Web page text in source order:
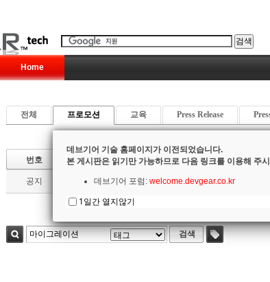
Home
전체 프로모션 교육 Press Release
번호 제목
공지 새 글은 새로운 게시판을 이용해 주세요!
검색
데브기어 기술 홈페이지가 이전되었습니다.
본 게시판은 읽기만 가능하므로 다음 링크를 이용해 주
데브기어 포럼: welcome.devgear.co.kr
1일간 열지않기